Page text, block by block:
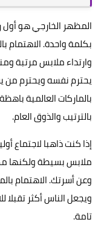
المظهر الخارجي هو
بكلمة واحدة. الاهتمام
وارتداء ملابس مرتبة
يحترم نفسه ويحترم من
بالماركات العالمية
بالترتيب والذوق العام.
إذا كنت ذاهبا لاجتماع
ملابس بسيطة ولكنها
وعن أسرتك. الاهتمام
ويجعل الناس أكثر
تامة.